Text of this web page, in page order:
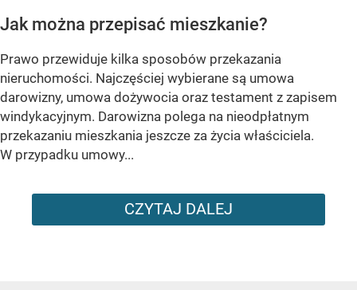
Jak można przepisać mieszkanie?
Prawo przewiduje kilka sposobów przekazania
nieruchomości. Najczęściej wybierane są umowa
darowizny, umowa dożywocia oraz testament z zapisem
windykacyjnym. Darowizna polega na nieodpłatnym
przekazaniu mieszkania jeszcze za życia właściciela.
W przypadku umowy...
CZYTAJ DALEJ